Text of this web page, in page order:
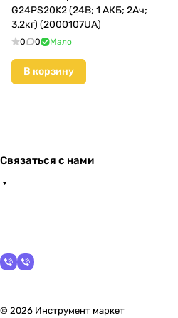
G24PS20K2 (24В; 1 АКБ; 2Ач;
3,2кг) (2000107UA)
0 0 Мало
В корзину
Связаться с нами
© 2026 Инструмент маркет